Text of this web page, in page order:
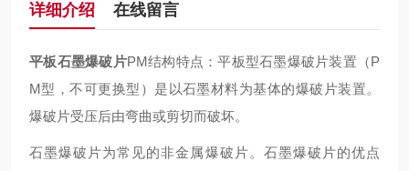
详细介绍 在线留言
平板石墨爆破片PM结构特点：平板型石墨爆破片装置（P
M型，不可更换型）是以石墨材料为基体的爆破片装置。
爆破片受压后由弯曲或剪切而破坏。
石墨爆破片为常见的非金属爆破片。石墨爆破片的优点